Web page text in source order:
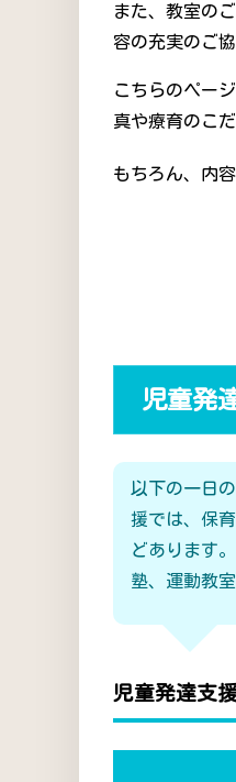
また、教室の
容の充実のご
こちらのペー
真や療育のこ
もちろん、内
児童発
以下の一日
援では、保
どあります
塾、運動教
児童発達支